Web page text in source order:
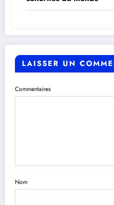
LAISSER UN
Commentaires
Nom